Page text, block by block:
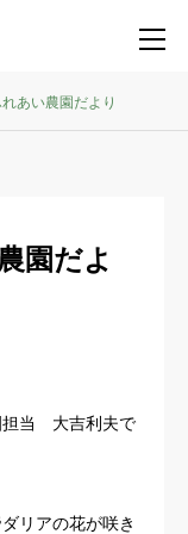
あい農園だより
園だよ
担当 大吉利夫で
リアの花が咲き